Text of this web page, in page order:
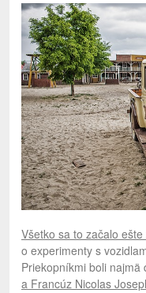
Všetko sa to začalo
o experimenty s
Priekopníkmi boli najmä
a Francúz Nicolas